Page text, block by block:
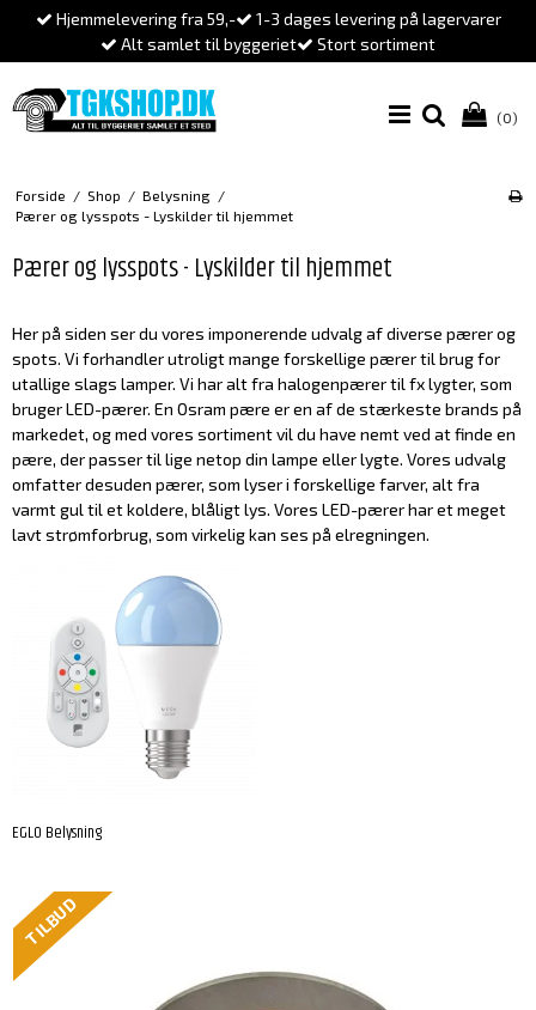
Hjemmelevering fra 59,-
1-3 dages levering på lagervarer
Alt samlet til byggeriet
Stort sortiment
(0)
Forside / Shop / Belysning /
Pærer og lysspots - Lyskilder til hjemmet
Pærer og lysspots - Lyskilder til hjemmet
Her på siden ser du vores imponerende udvalg af diverse pærer og
spots. Vi forhandler utroligt mange forskellige pærer til brug for
utallige slags lamper. Vi har alt fra halogenpærer til fx lygter, som
bruger LED-pærer. En Osram pære er en af de stærkeste brands på
markedet, og med vores sortiment vil du have nemt ved at finde en
pære, der passer til lige netop din lampe eller lygte. Vores udvalg
omfatter desuden pærer, som lyser i forskellige farver, alt fra
varmt gul til et koldere, blåligt lys. Vores LED-pærer har et meget
lavt strømforbrug, som virkelig kan ses på elregningen.
EGLO Belysning
TILBUD